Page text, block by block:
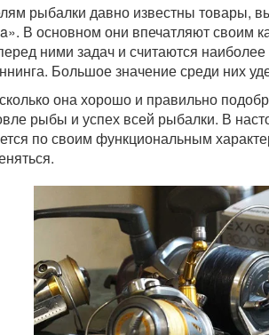
рыбалки давно известны товары,
В основном они впечатляют своим
ними задач и считаются
Большое значение среди них
она хорошо и правильно
рыбы и успех всей рыбалки. В
по своим функциональным